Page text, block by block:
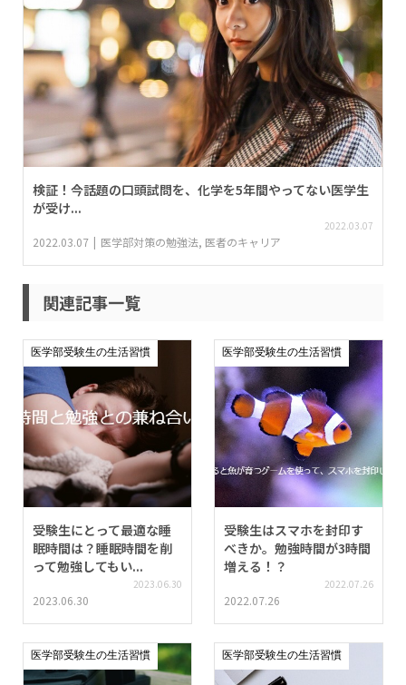
検証！今話題の口頭試問を、化学を5年間やってない医学生
が受け...
2022.03.07
2022.03.07 医学部対策の勉強法, 医者のキャリア
関連記事一覧
医学部受験生の生活習慣
受験生にとって最適な睡
眠時間は？睡眠時間を削
って勉強してもい...
2023.06.30
2023.06.30
医学部受験生の生活習慣
受験生はスマホを封印す
べきか。勉強時間が3時間
増える！？
2022.07.26
2022.07.26
医学部受験生の生活習慣 医学部受験生の生活習慣